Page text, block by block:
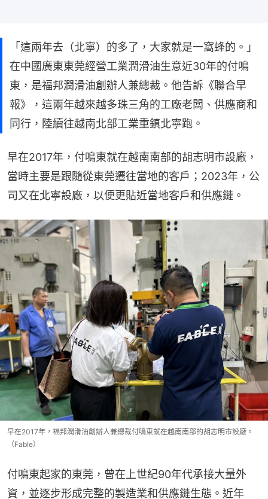
「這兩年去（北寧）的多了，大家就是一窩蜂的。」
在中國廣東東莞經營工業潤滑油生意近30年的付鳴
東，是福邦潤滑油創辦人兼總裁。他告訴《聯合早
報》，這兩年越來越多珠三角的工廠老闆、供應商和
同行，陸續往越南北部工業重鎮北寧跑。
早在2017年，付鳴東就在越南南部的胡志明市設廠，
當時主要是跟隨從東莞遷往當地的客戶；2023年，公
司又在北寧設廠，以便更貼近當地客戶和供應鏈。
早在2017年，福邦潤滑油創辦人兼總裁付鳴東就在越南南部的胡志明市設廠。
（Fable）
付鳴東起家的東莞，曾在上世紀90年代承接大量外
資，並逐步形成完整的製造業和供應鏈生態。近年